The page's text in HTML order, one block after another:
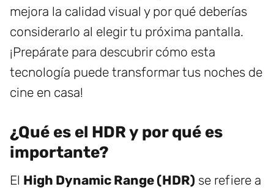
mejora la calidad visual y por qué deberías
considerarlo al elegir tu próxima pantalla.
¡Prepárate para descubrir cómo esta
tecnología puede transformar tus noches de
cine en casa!
¿Qué es el HDR y por qué es
importante?
El High Dynamic Range (HDR) se refiere a